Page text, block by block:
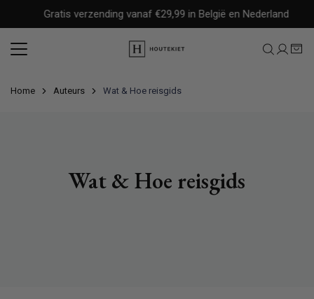
content
Gratis verzending vanaf €29,99 in België en Nederland
Home Auteurs Wat & Hoe reisgids
Wat & Hoe reisgids